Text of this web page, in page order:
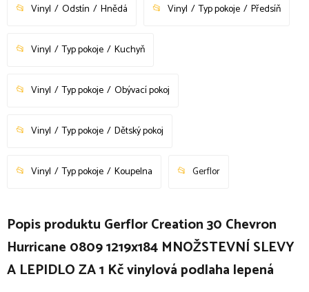
Vinyl Odstín Hnědá Vinyl Typ pokoje Předsíň
Vinyl Typ pokoje Kuchyň
Vinyl Typ pokoje Obývací pokoj
Vinyl Typ pokoje Dětský pokoj
Vinyl Typ pokoje Koupelna Gerflor
Popis produktu Gerflor Creation 30 Chevron
Hurricane 0809 1219x184 MNOŽSTEVNÍ SLEVY
A LEPIDLO ZA 1 Kč vinylová podlaha lepená